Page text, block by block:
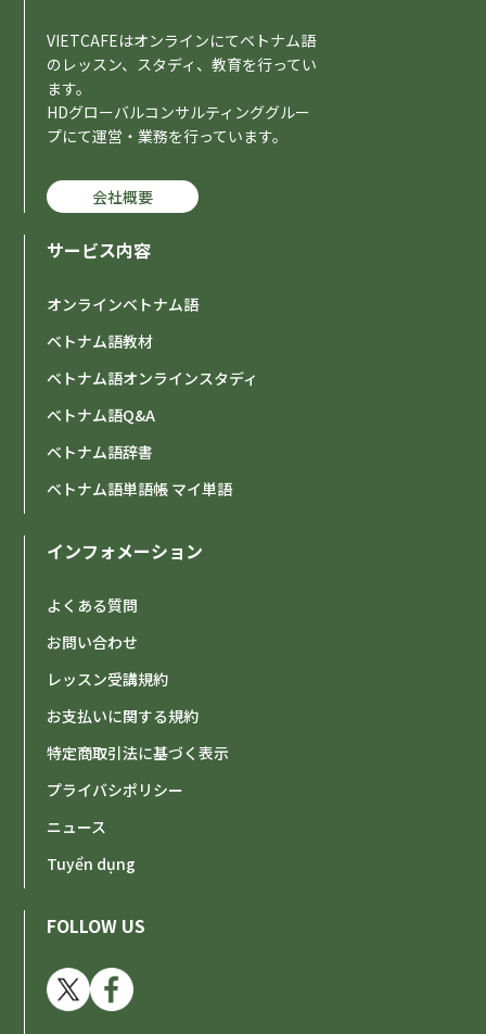
VIETCAFEはオンラインにてベトナム語
のレッスン、スタディ、教育を行ってい
ます。
HDグローバルコンサルティンググルー
プにて運営・業務を行っています。
会社概要
サービス内容
オンラインベトナム語
ベトナム語教材
ベトナム語オンラインスタディ
ベトナム語Q&A
ベトナム語辞書
ベトナム語単語帳 マイ単語
インフォメーション
よくある質問
お問い合わせ
レッスン受講規約
お支払いに関する規約
特定商取引法に基づく表示
プライバシポリシー
ニュース
Tuyển dụng
FOLLOW US